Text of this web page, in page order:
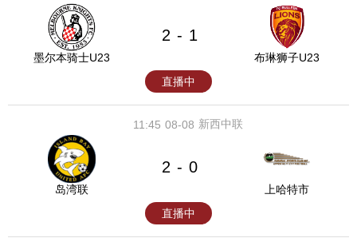
墨尔本骑士U23
2 - 1
布琳狮子U23
直播中
08-08
11:45 新西中联
岛湾联
2 - 0
上哈特市
直播中